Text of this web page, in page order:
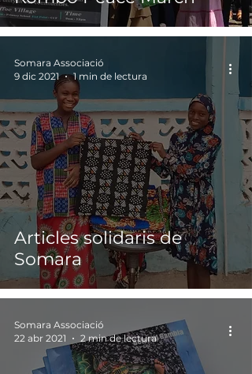
Articles solidaris de
Somara
Somara Associació
9 dic 2021
1 min de lectura
Somara Associació
22 abr 2021
2 min de lectura